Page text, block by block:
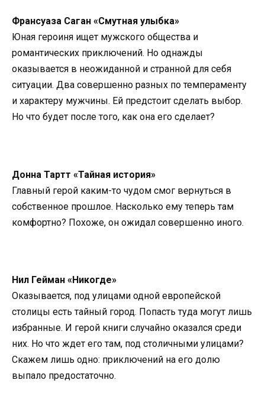
Франсуаза Саган «Смутная улыбка»
Юная героиня ищет мужского общества и
романтических приключений. Но однажды
оказывается в неожиданной и странной для себя
ситуации. Два совершенно разных по темпераменту
и характеру мужчины. Ей предстоит сделать выбор.
Но что будет после того, как она его сделает?
Донна Тартт «Тайная история»
Главный герой каким-то чудом смог вернуться в
собственное прошлое. Насколько ему теперь там
комфортно? Похоже, он ожидал совершенно иного.
Нил Гейман «Никогде»
Оказывается, под улицами одной европейской
столицы есть тайный город. Попасть туда могут лишь
избранные. И герой книги случайно оказался среди
них. Но что ждет его там, под столичными улицами?
Скажем лишь одно: приключений на его долю
выпало предостаточно.